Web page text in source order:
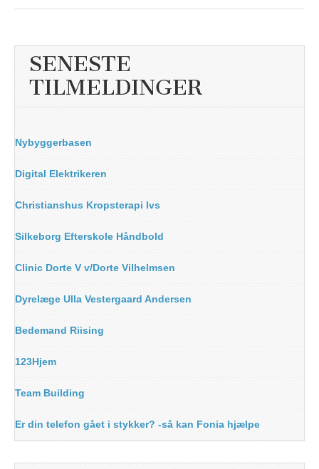
SENESTE
TILMELDINGER
Nybyggerbasen
Digital Elektrikeren
Christianshus Kropsterapi Ivs
Silkeborg Efterskole Håndbold
Clinic Dorte V v/Dorte Vilhelmsen
Dyrelæge Ulla Vestergaard Andersen
Bedemand Riising
123Hjem
Team Building
Er din telefon gået i stykker? -så kan Fonia hjælpe